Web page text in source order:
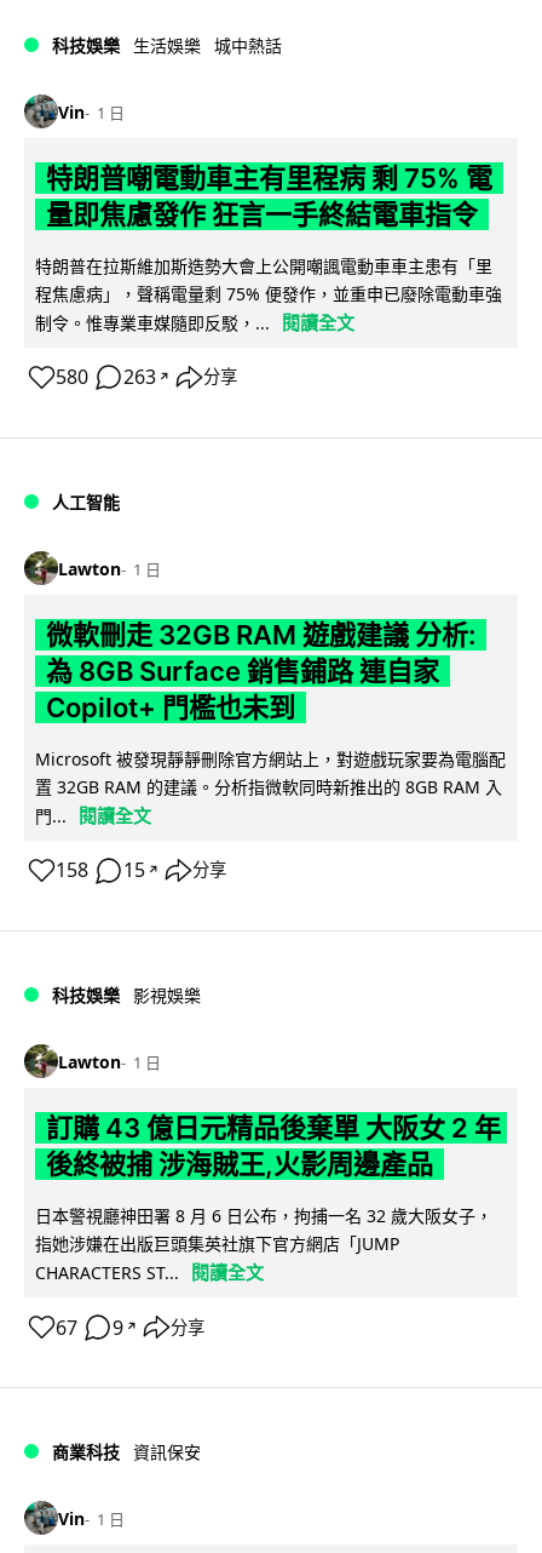
科技娛樂 生活娛樂 城中熱話
Vin 1 日
特朗普嘲電動車主有里程病 剩 75% 電
量即焦慮發作 狂言一手終結電車指令
特朗普在拉斯維加斯造勢大會上公開嘲諷電動車車主患有「里
程焦慮病」，聲稱電量剩 75% 便發作，並重申已廢除電動車強
制令。惟專業車媒隨即反駁，...
閱讀全文
580 263 ↗ 分享
人工智能
Lawton 1 日
微軟刪走 32GB RAM 遊戲建議 分析:
為 8GB Surface 銷售鋪路 連自家
Copilot+ 門檻也未到
Microsoft 被發現靜靜刪除官方網站上，對遊戲玩家要為電腦配
置 32GB RAM 的建議。分析指微軟同時新推出的 8GB RAM 入
門...
閱讀全文
158 15 ↗ 分享
科技娛樂 影視娛樂
Lawton 1 日
訂購 43 億日元精品後棄單 大阪女 2 年
後終被捕 涉海賊王,火影周邊產品
日本警視廳神田署 8 月 6 日公布，拘捕一名 32 歲大阪女子，
指她涉嫌在出版巨頭集英社旗下官方網店「JUMP
CHARACTERS ST...
閱讀全文
67 9 ↗ 分享
商業科技 資訊保安
Vin 1 日